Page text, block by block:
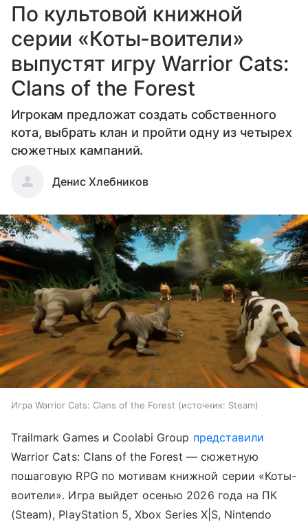
По культовой книжной
серии «Коты-воители»
выпустят игру Warrior Cats:
Clans of the Forest
Игрокам предложат создать собственного
кота, выбрать клан и пройти одну из четырех
сюжетных кампаний.
Денис Хлебников
Игра Warrior Cats: Clans of the Forest источник: Steam
Trailmark Games и Coolabi Group представили
Warrior Cats: Clans of the Forest — сюжетную
пошаговую RPG по мотивам книжной серии «Коты-
воители». Игра выйдет осенью 2026 года на ПК
(Steam), PlayStation 5, Xbox Series X|S, Nintendo